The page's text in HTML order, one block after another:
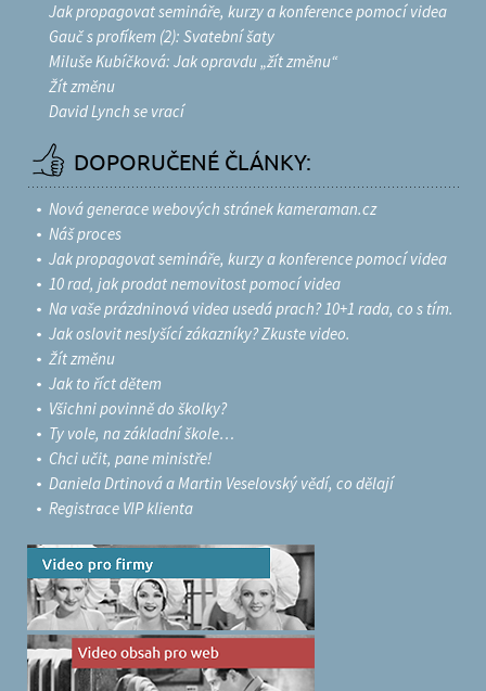
Jak propagovat semináře, kurzy a konference pomocí videa
Gauč s profíkem (2): Svatební šaty
Miluše Kubíčková: Jak opravdu „žít změnu“
Žít změnu
David Lynch se vrací
DOPORUČENÉ ČLÁNKY:
Nová generace webových stránek kameraman.cz
Náš proces
Jak propagovat semináře, kurzy a konference pomocí videa
10 rad, jak prodat nemovitost pomocí videa
Na vaše prázdninová videa usedá prach? 10+1 rada, co s tím.
Jak oslovit neslyšící zákazníky? Zkuste video.
Žít změnu
Jak to říct dětem
Všichni povinně do školky?
Ty vole, na základní škole…
Chci učit, pane ministře!
Daniela Drtinová a Martin Veselovský vědí, co dělají
Registrace VIP klienta